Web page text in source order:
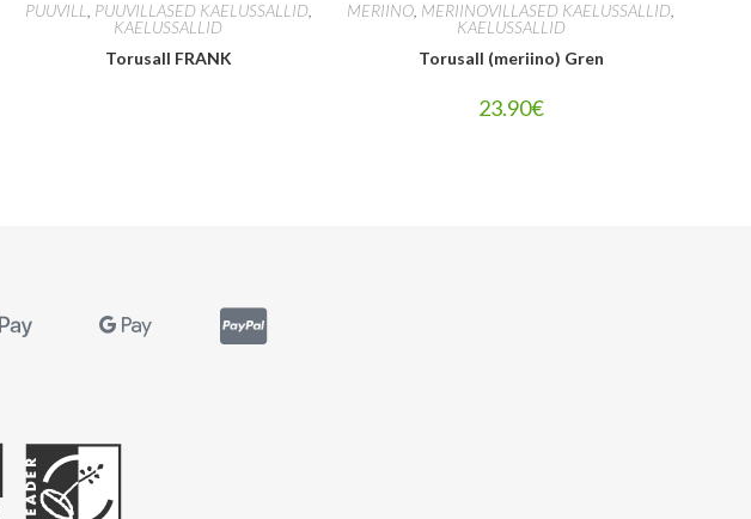
PUUVILL PUUVILLASED KAELUSSALLID,
KAELUSSALLID
Torusall FRANK
MERIINO MERIINOVILLASED KAELUSSALLID
KAELUSSALLID
Torusall (meriino) Gren
23.90€